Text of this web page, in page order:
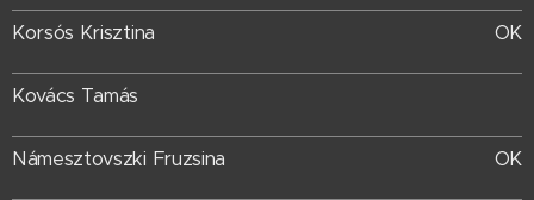
Korsós Krisztina OK
Kovács Tamás
Námesztovszki Fruzsina OK